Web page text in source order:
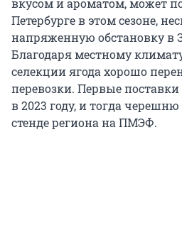
вкусом и ароматом, может
Петербурге в этом сезоне,
напряженную обстановку в
Благодаря местному
селекции ягода хорошо
перевозки. Первые
в 2023 году, и тогда
стенде региона на ПМЭФ.